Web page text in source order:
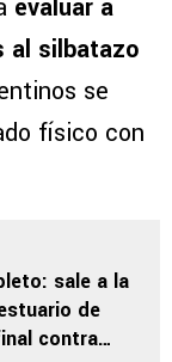
evaluar a
al silbatazo
se
físico con
sale a la
de
contra